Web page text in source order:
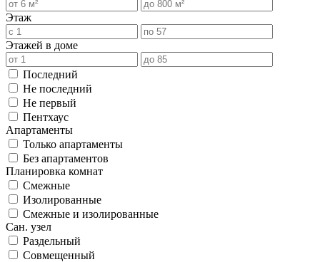
Этаж
Этажей в доме
Последний
Не последний
Не первый
Пентхаус
Апартаменты
Только апартаменты
Без апартаментов
Планировка комнат
Смежные
Изолированные
Смежные и изолированные
Сан. узел
Раздельный
Совмещенный